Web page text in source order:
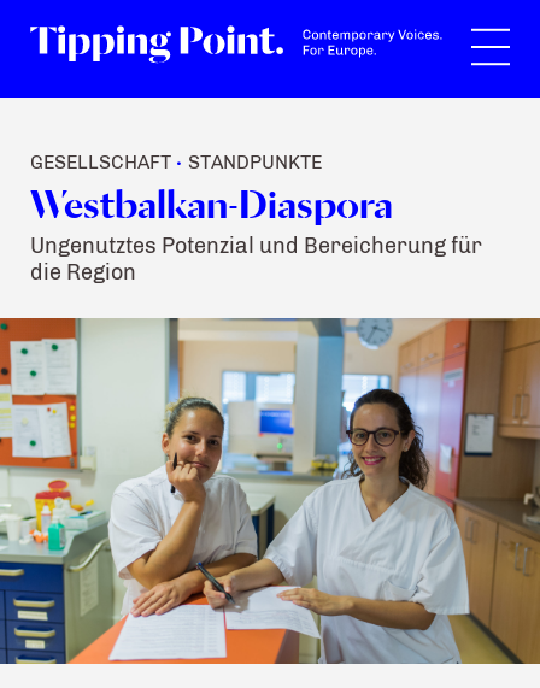
GESELLSCHAFT • STANDPUNKTE
Westbalkan-Diaspora
Ungenutztes Potenzial und Bereicherung für
die Region